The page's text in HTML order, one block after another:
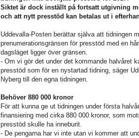
Siktet är dock inställt på fortsatt utgivning
och att nytt presstöd kan betalas ut i
Uddevalla-Posten berättar själva att tidningen
prenumerationsgränsen för presstöd med en
dagsläget ligger över gränsen.
- Om vi gör det under det kommande halvåret
presstöd som för en nystartad tidning, säger
Nyberg till den egna tidningen.
Behöver 880 000 kronor
För att kunna ge ut tidningen under första
finansiering med cirka 880 000 kronor, som
presstöd skulle ha inneburit.
- De pengarna har vi inte utan vi kommer att